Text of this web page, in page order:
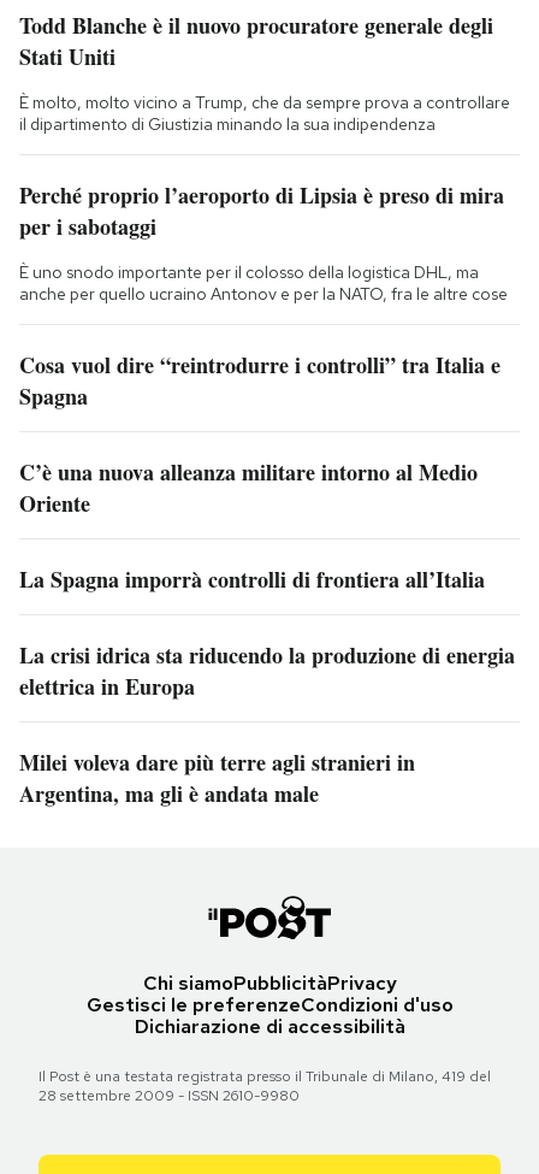
Todd Blanche è il nuovo procuratore generale degli
Stati Uniti
È molto, molto vicino a Trump, che da sempre prova a controllare
il dipartimento di Giustizia minando la sua indipendenza
Perché proprio l’aeroporto di Lipsia è preso di mira
per i sabotaggi
È uno snodo importante per il colosso della logistica DHL, ma
anche per quello ucraino Antonov e per la NATO, fra le altre cose
Cosa vuol dire “reintrodurre i controlli” tra Italia e
Spagna
C’è una nuova alleanza militare intorno al Medio
Oriente
La Spagna imporrà controlli di frontiera all’Italia
La crisi idrica sta riducendo la produzione di energia
elettrica in Europa
Milei voleva dare più terre agli stranieri in
Argentina, ma gli è andata male
Chi siamoPubblicitàPrivacy
Gestisci le preferenzeCondizioni d'uso
Dichiarazione di accessibilità
Il Post è una testata registrata presso il Tribunale di Milano, 419 del
28 settembre 2009 - ISSN 2610-9980